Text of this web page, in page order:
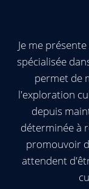
Je me
spécialisée
permet de
l'exploration
depuis
déterminée à
promouvoir
attendent